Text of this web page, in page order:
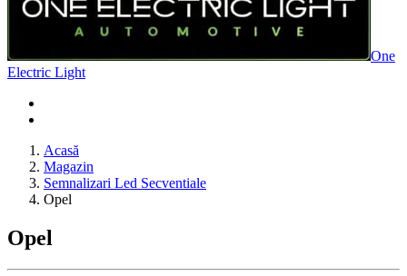
One
Electric Light
Acasă
Magazin
Semnalizari Led Secventiale
Opel
Opel